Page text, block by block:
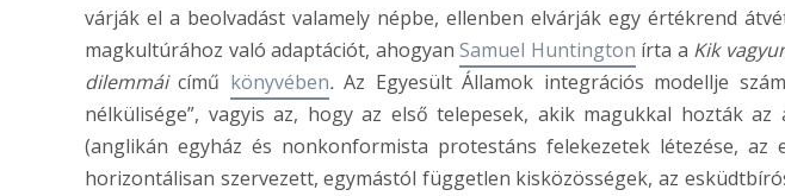
várják el a beolvadást valamely népbe, ellenben elvárják egy értékrend
magkultúrához való adaptációt, ahogyan Samuel Huntington írta a Kik
dilemmáicímű könyvében.Az Egyesült Államok integrációs modellje
nélkülisége”, vagyis az, hogy az első telepesek, akik magukkal hozták
(anglikán egyház és nonkonformista protestáns felekezetek létezése, az
horizontálisan szervezett, egymástól független kisközösségek, az